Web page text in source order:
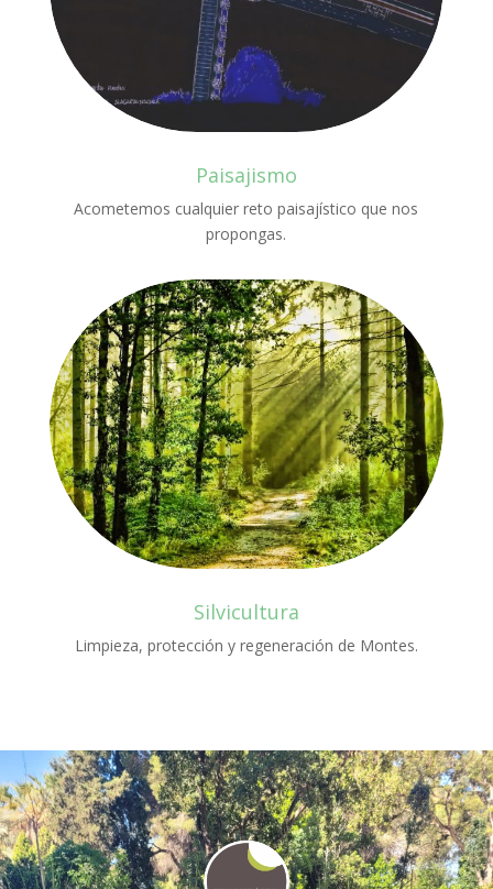
Paisajismo
Acometemos cualquier reto paisajístico que nos
propongas.
Silvicultura
Limpieza, protección y regeneración de Montes.